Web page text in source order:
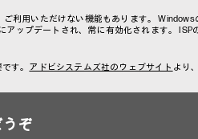
利用いただけない機能もあります。
アップデートされ、常に有効化されます。
す。 アドビシステムズ社のウェブサイト より
ぞ